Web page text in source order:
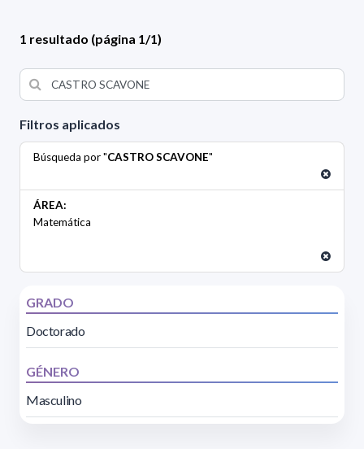
Filtros aplicados
Búsqueda por "CASTRO SCAVONE"
ÁREA:
Matemática
GRADO
Doctorado
GÉNERO
Masculino
1 resultado (página 1/1)